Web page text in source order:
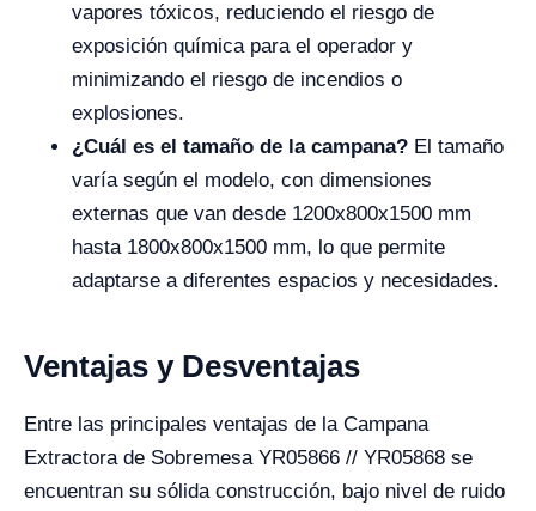
vapores tóxicos, reduciendo el riesgo de
exposición química para el operador y
minimizando el riesgo de incendios o
explosiones.
¿Cuál es el tamaño de la campana? El tamaño
varía según el modelo, con dimensiones
externas que van desde 1200x800x1500 mm
hasta 1800x800x1500 mm, lo que permite
adaptarse a diferentes espacios y necesidades.
Ventajas y Desventajas
Entre las principales ventajas de la Campana
Extractora de Sobremesa YR05866 // YR05868 se
encuentran su sólida construcción, bajo nivel de ruido